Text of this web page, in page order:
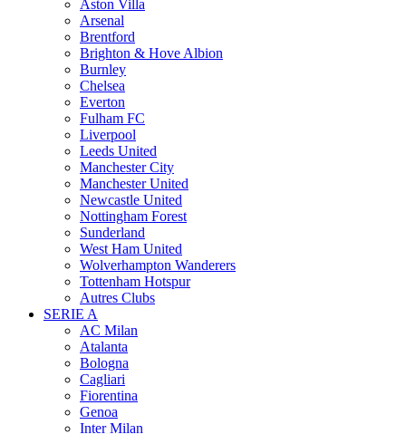
Aston Villa
Arsenal
Brentford
Brighton & Hove Albion
Burnley
Chelsea
Everton
Fulham FC
Liverpool
Leeds United
Manchester City
Manchester United
Newcastle United
Nottingham Forest
Sunderland
West Ham United
Wolverhampton Wanderers
Tottenham Hotspur
Autres Clubs
SERIE A
AC Milan
Atalanta
Bologna
Cagliari
Fiorentina
Genoa
Inter Milan